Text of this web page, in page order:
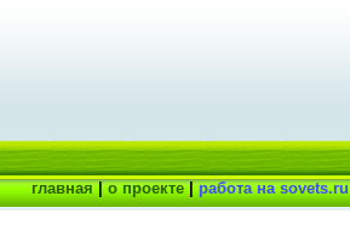
главная|о проекте|работа на sovets.ru